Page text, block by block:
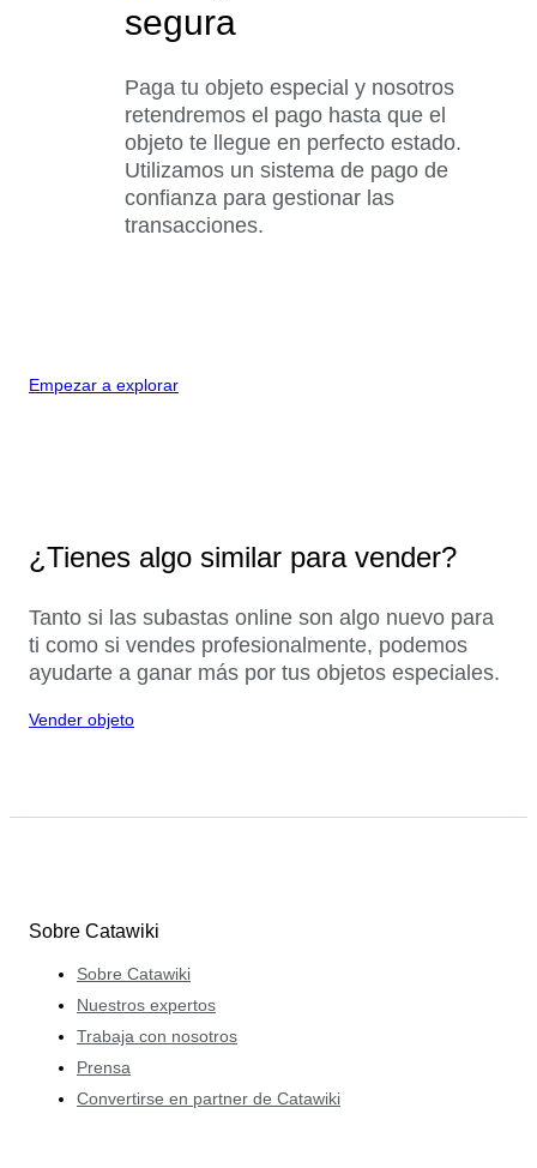
segura
Paga tu objeto especial y nosotros
retendremos el pago hasta que el
objeto te llegue en perfecto estado.
Utilizamos un sistema de pago de
confianza para gestionar las
transacciones.
Empezar a explorar
¿Tienes algo similar para vender?
Tanto si las subastas online son algo nuevo para
ti como si vendes profesionalmente, podemos
ayudarte a ganar más por tus objetos especiales.
Vender objeto
Sobre Catawiki
Sobre Catawiki
Nuestros expertos
Trabaja con nosotros
Prensa
Convertirse en partner de Catawiki